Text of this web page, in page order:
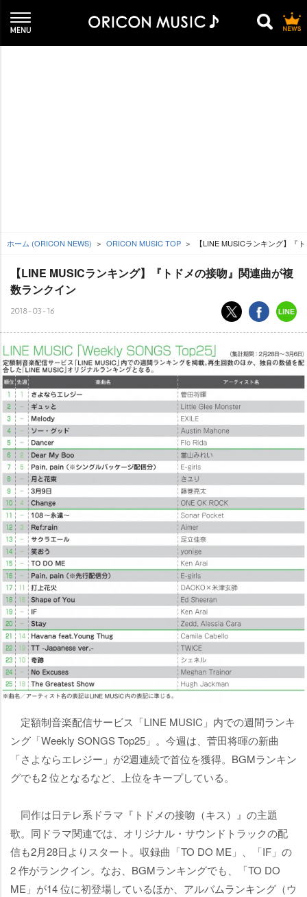
ホーム (ORICON NEWS) ORICON MUSIC TOP 【LINE MUSICランキング】『
【LINE MUSICランキング】『トドメの接吻』関連曲が複
数ランクイン
2018-03-16
定額制音楽配信サービス「LINE MUSIC」内での週間ランキ
ング「Weekly SONGS Top25」。今週は、菅田将暉の新曲
「さよならエレジー」が2週連続で首位を獲得。BGMランキン
グでも2 位となるなど、上位をキープしている。
同作は日テレ系ドラマ『トドメの接吻（キス）』の主題
歌。同ドラマ関連では、オリジナル・サウンドトラックの配
信も2月28日よりスタート。収録曲「TO DO ME」、「IF」の
2 作がランクイン。なお、BGMランキングでも、「TO DO
ME」が14 位に初登場しているほか、アルバムランキング（ウ